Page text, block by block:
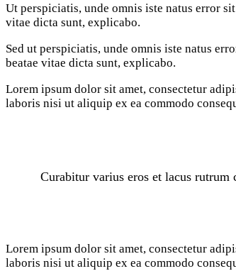
Ut perspiciatis, unde omnis iste natus error
vitae dicta sunt, explicabo.
Sed ut perspiciatis, unde omnis iste natus
beatae vitae dicta sunt, explicabo.
Lorem ipsum dolor sit amet, consectetur
laboris nisi ut aliquip ex ea commodo
Curabitur varius eros et lacus
Lorem ipsum dolor sit amet, consectetur
laboris nisi ut aliquip ex ea commodo